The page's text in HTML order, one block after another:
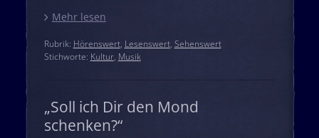
Mehr lesen
Rubrik: Hörenswert, Lesenswert, Sehenswert
Stichworte: Kultur, Musik
„Soll ich Dir den Mond
schenken?“